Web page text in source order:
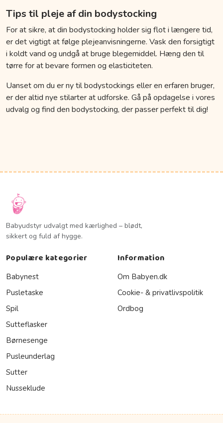
Tips til pleje af din bodystocking
For at sikre, at din bodystocking holder sig flot i længere tid,
er det vigtigt at følge plejeanvisningerne. Vask den forsigtigt
i koldt vand og undgå at bruge blegemiddel. Hæng den til
tørre for at bevare formen og elasticiteten.
Uanset om du er ny til bodystockings eller en erfaren bruger,
er der altid nye stilarter at udforske. Gå på opdagelse i vores
udvalg og find den bodystocking, der passer perfekt til dig!
Babyudstyr udvalgt med kærlighed – blødt,
sikkert og fuld af hygge.
Populære kategorier
Babynest
Pusletaske
Spil
Sutteflasker
Børnesenge
Pusleunderlag
Sutter
Nusseklude
Information
Om Babyen.dk
Cookie- & privatlivspolitik
Ordbog